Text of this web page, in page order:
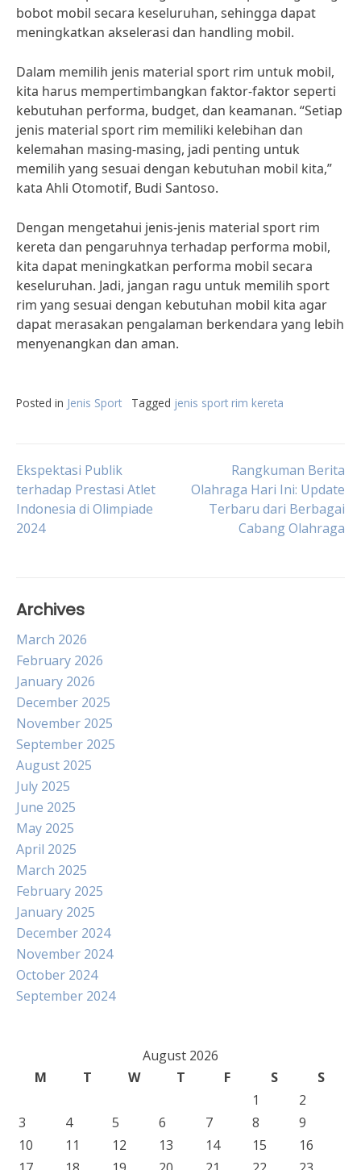
bobot mobil secara keseluruhan, sehingga dapat
meningkatkan akselerasi dan handling mobil.
Dalam memilih jenis material sport rim untuk mobil,
kita harus mempertimbangkan faktor-faktor seperti
kebutuhan performa, budget, dan keamanan. “Setiap
jenis material sport rim memiliki kelebihan dan
kelemahan masing-masing, jadi penting untuk
memilih yang sesuai dengan kebutuhan mobil kita,”
kata Ahli Otomotif, Budi Santoso.
Dengan mengetahui jenis-jenis material sport rim
kereta dan pengaruhnya terhadap performa mobil,
kita dapat meningkatkan performa mobil secara
keseluruhan. Jadi, jangan ragu untuk memilih sport
rim yang sesuai dengan kebutuhan mobil kita agar
dapat merasakan pengalaman berkendara yang lebih
menyenangkan dan aman.
Posted in Jenis Sport Tagged jenis sport rim kereta
Post
navigation
Ekspektasi Publik
terhadap Prestasi Atlet
Indonesia di Olimpiade
2024
Rangkuman Berita
Olahraga Hari Ini: Update
Terbaru dari Berbagai
Cabang Olahraga
Archives
March 2026
February 2026
January 2026
December 2025
November 2025
September 2025
August 2025
July 2025
June 2025
May 2025
April 2025
March 2025
February 2025
January 2025
December 2024
November 2024
October 2024
September 2024
August 2026
M
T W T F S
S
1
2
3
4 5 6 7 8
9
10
11 12 13 14 15
16